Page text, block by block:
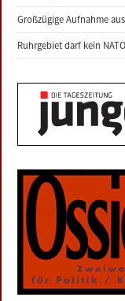
Großzügige Aufnahme
Ruhrgebiet darf kein